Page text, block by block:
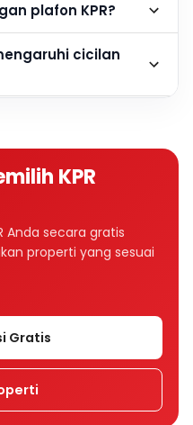
plafon KPR?
cicilan
semakin baik?
cicilan KPR?
mana yang
cicilan
dan floating
KPR
Anda secara gratis
properti yang sesuai
Gratis